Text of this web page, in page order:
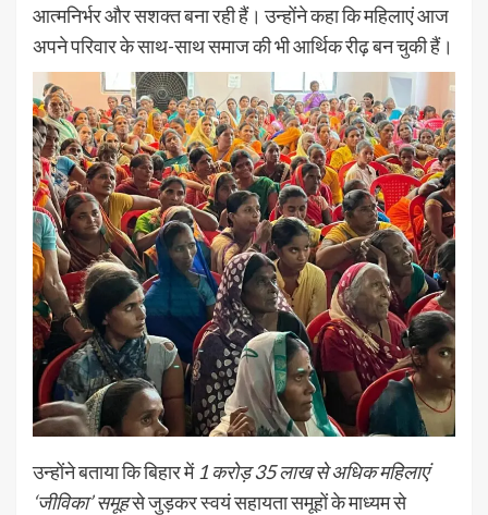
आत्मनिर्भर और सशक्त बना रही हैं। उन्होंने कहा कि महिलाएं आज
अपने परिवार के साथ-साथ समाज की भी आर्थिक रीढ़ बन चुकी हैं।
उन्होंने बताया कि बिहार में 1 करोड़ 35 लाख से अधिक महिलाएं
‘जीविका’ समूहसे जुड़कर स्वयं सहायता समूहों के माध्यम से